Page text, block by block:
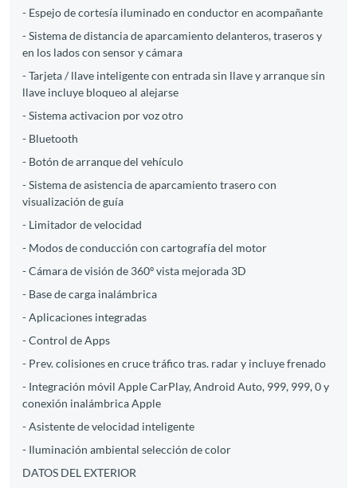
- Espejo de cortesía iluminado en conductor en acompañante
- Sistema de distancia de aparcamiento delanteros, traseros y
en los lados con sensor y cámara
- Tarjeta / llave inteligente con entrada sin llave y arranque sin
llave incluye bloqueo al alejarse
- Sistema activacion por voz otro
- Bluetooth
- Botón de arranque del vehículo
- Sistema de asistencia de aparcamiento trasero con
visualización de guía
- Limitador de velocidad
- Modos de conducción con cartografía del motor
- Cámara de visión de 360º vista mejorada 3D
- Base de carga inalámbrica
- Aplicaciones integradas
- Control de Apps
- Prev. colisiones en cruce tráfico tras. radar y incluye frenado
- Integración móvil Apple CarPlay, Android Auto, 999, 999, 0 y
conexión inalámbrica Apple
- Asistente de velocidad inteligente
- Iluminación ambiental selección de color
DATOS DEL EXTERIOR